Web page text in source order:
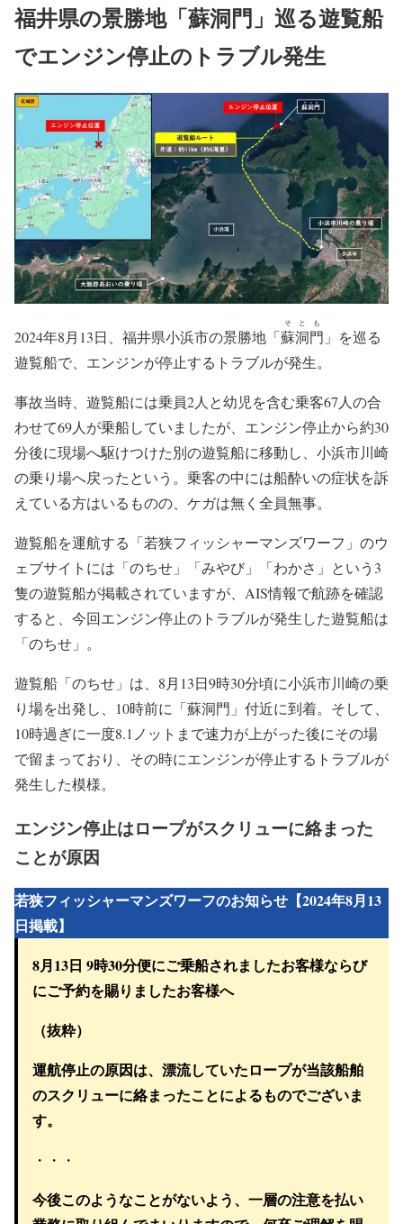
福井県の景勝地「蘇洞門」巡る遊覧船
でエンジン停止のトラブル発生
2024年8月13日、福井県小浜市の景勝地「蘇洞門
そとも
」を巡る
遊覧船で、エンジンが停止するトラブルが発生。
事故当時、遊覧船には乗員2人と幼児を含む乗客67人の合
わせて69人が乗船していましたが、エンジン停止から約30
分後に現場へ駆けつけた別の遊覧船に移動し、小浜市川崎
の乗り場へ戻ったという。乗客の中には船酔いの症状を訴
えている方はいるものの、ケガは無く全員無事。
遊覧船を運航する「若狭フィッシャーマンズワーフ」のウ
ェブサイトには「のちせ」「みやび」「わかさ」という3
隻の遊覧船が掲載されていますが、AIS情報で航跡を確認
すると、今回エンジン停止のトラブルが発生した遊覧船は
「のちせ」。
遊覧船「のちせ」は、8月13日9時30分頃に小浜市川崎の乗
り場を出発し、10時前に「蘇洞門」付近に到着。そして、
10時過ぎに一度8.1ノットまで速力が上がった後にその場
で留まっており、その時にエンジンが停止するトラブルが
発生した模様。
エンジン停止はロープがスクリューに絡まった
ことが原因
若狭フィッシャーマンズワーフのお知らせ【2024年8月13
日掲載】
8月13日 9時30分便にご乗船されましたお客様ならび
にご予約を賜りましたお客様へ
（抜粋）
運航停止の原因は、 漂流していたロープが当該船舶
のスクリューに絡まったことによるものでございま
す。
・・・
今後このようなことがないよう、一層の注意を払い